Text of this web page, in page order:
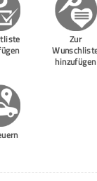
Zur
hinzufügen